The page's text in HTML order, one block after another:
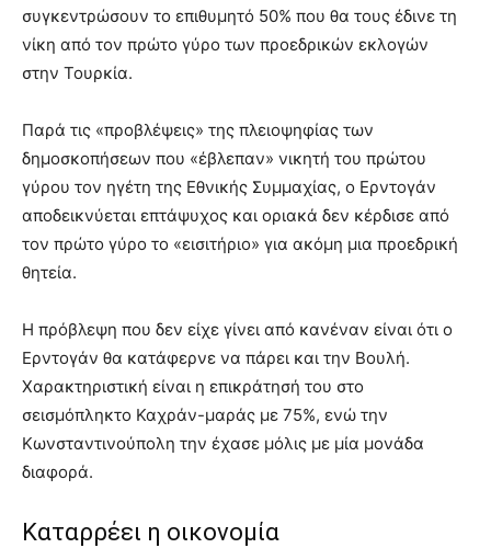
συγκεντρώσουν το επιθυμητό 50% που θα τους έδινε τη
νίκη από τον πρώτο γύρο των προεδρικών εκλογών
στην Τουρκία.
Παρά τις «προβλέψεις» της πλειοψηφίας των
δημοσκοπήσεων που «έβλεπαν» νικητή του πρώτου
γύρου τον ηγέτη της Εθνικής Συμμαχίας, ο Ερντογάν
αποδεικνύεται επτάψυχος και οριακά δεν κέρδισε από
τον πρώτο γύρο το «εισιτήριο» για ακόμη μια προεδρική
θητεία.
Η πρόβλεψη που δεν είχε γίνει από κανέναν είναι ότι ο
Ερντογάν θα κατάφερνε να πάρει και την Βουλή.
Χαρακτηριστική είναι η επικράτησή του στο
σεισμόπληκτο Καχράν-μαράς με 75%, ενώ την
Κωνσταντινούπολη την έχασε μόλις με μία μονάδα
διαφορά.
Καταρρέει η οικονομία